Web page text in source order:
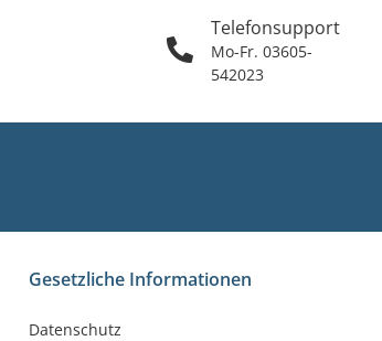
Telefonsupport
Mo-Fr. 03605-
542023
Gesetzliche Informationen
Datenschutz